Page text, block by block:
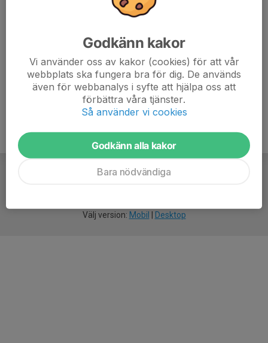
Välj version: Mobil Desktop
Godkänn kakor
Vi använder oss av kakor (cookies) för att vår
webbplats ska fungera bra för dig. De används
även för webbanalys i syfte att hjälpa oss att
förbättra våra tjänster.
Så använder vi cookies
Godkänn alla kakor
Bara nödvändiga